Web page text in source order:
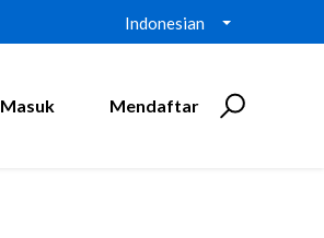
Indonesian
Masuk Mendaftar